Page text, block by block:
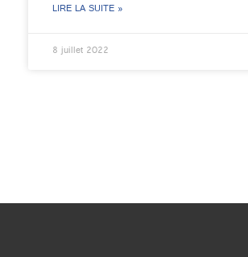
LIRE LA SUITE »
8 juillet 2022